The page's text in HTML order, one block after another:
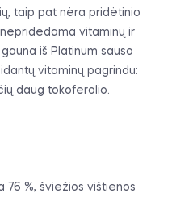
taip pat nėra pridėtinio
vitaminų ir
iš Platinum sauso
vitaminų pagrindu:
daug tokoferolio.
76 %, šviežios vištienos